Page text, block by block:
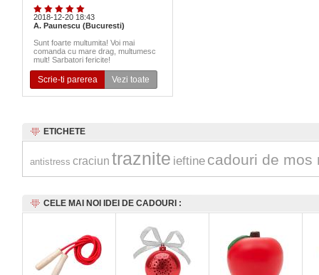
2018-12-20 18:43
A. Paunescu (Bucuresti)
Sunt foarte multumita! Voi mai
comanda cu mare drag, multumesc
mult! Sarbatori fericite!
Scrie-ti parerea Vezi toate
ETICHETE
antistress craciun traznite ieftine cadouri de mos
CELE MAI NOI IDEI DE CADOURI :